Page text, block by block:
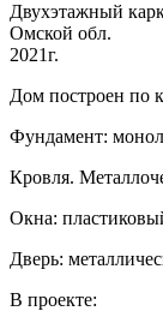
Двухэтажный
Омской обл.
2021г.
Дом построен по
Фундамент:
Кровля.
Окна:
Дверь:
В проекте: